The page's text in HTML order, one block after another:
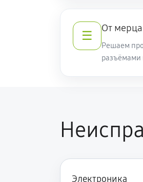
☰
От
Решаем
разъёмами
Электроника